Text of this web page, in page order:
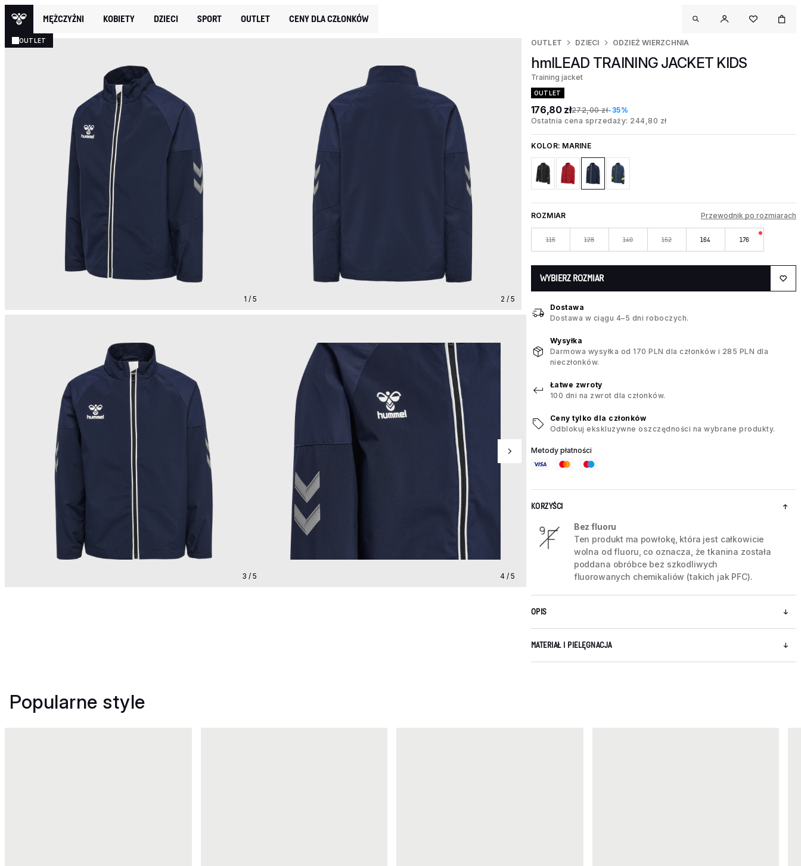
MĘŻCZYŹNI KOBIETY DZIECI SPORT OUTLET CENY DLA CZŁONKÓW
OUTLET
1 / 5 2 / 5
3 / 5 4 / 5
OUTLET DZIECI ODZIEŻ WIERZCHNIA
hmlLEAD TRAINING JACKET KIDS
Training jacket
OUTLET
176,80 zł272,00 zł-35%
Ostatnia cena sprzedaży: 244,80 zł
KOLOR: MARINE
ROZMIAR Przewodnik po rozmiarach
116 128 140 152 164 176
WYBIERZ ROZMIAR
Dostawa
Dostawa w ciągu 4–5 dni roboczych.
Wysyłka
Darmowa wysyłka od 170 PLN dla członków i 285 PLN dla
nieczłonków.
Łatwe zwroty
100 dni na zwrot dla członków.
Ceny tylko dla członków
Odblokuj ekskluzywne oszczędności na wybrane produkty.
Metody płatności
KORZYŚCI
Bez fluoru
Ten produkt ma powłokę, która jest całkowicie
wolna od fluoru, co oznacza, że tkanina została
poddana obróbce bez szkodliwych
fluorowanych chemikaliów (takich jak PFC).
OPIS
MATERIAŁ I PIELĘGNACJA
Popularne style